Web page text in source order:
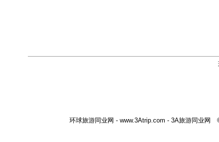
环球旅游同业网 - www.3Atrip.com - 3A旅游同